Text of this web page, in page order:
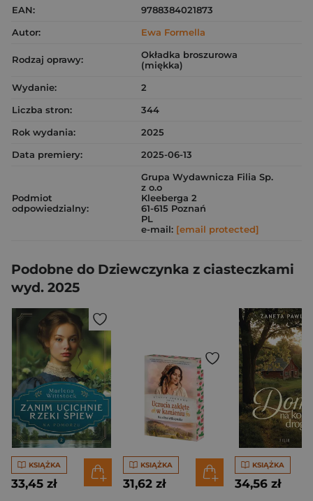
EAN:
9788384021873
Autor:
Ewa Formella
Rodzaj oprawy:
Okładka broszurowa
(miękka)
Wydanie:
2
Liczba stron:
344
Rok wydania:
2025
Data premiery:
2025-06-13
Podmiot
odpowiedzialny:
Grupa Wydawnicza Filia Sp.
z o.o
Kleeberga 2
61-615 Poznań
PL
e-mail: [email protected]
Podobne do Dziewczynka z ciasteczkami
wyd. 2025
KSIĄŻKA
33,45 zł
KSIĄŻKA
31,62 zł
KSIĄŻKA
34,56 zł